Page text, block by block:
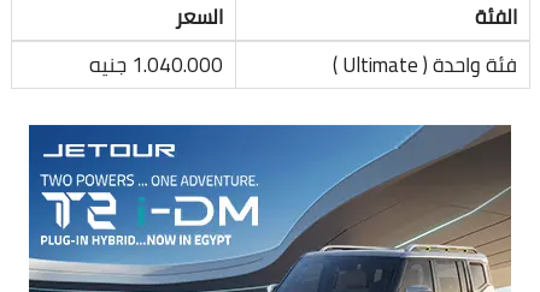
الفئة
السعر
فئة واحدة ( Ultimate )
1.040.000 جنيه